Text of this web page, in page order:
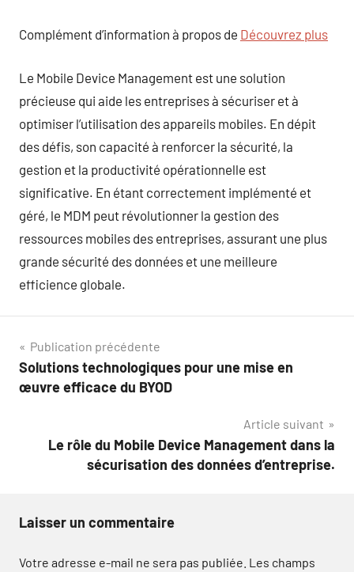
Complément d’information à propos de Découvrez plus
Le Mobile Device Management est une solution
précieuse qui aide les entreprises à sécuriser et à
optimiser l’utilisation des appareils mobiles. En dépit
des défis, son capacité à renforcer la sécurité, la
gestion et la productivité opérationnelle est
significative. En étant correctement implémenté et
géré, le MDM peut révolutionner la gestion des
ressources mobiles des entreprises, assurant une plus
grande sécurité des données et une meilleure
efficience globale.
Navigation
de
Publication précédente
Solutions technologiques pour une mise en
œuvre efficace du BYOD
Article suivant
Le rôle du Mobile Device Management dans la
sécurisation des données d’entreprise.
Laisser un commentaire
Votre adresse e-mail ne sera pas publiée. Les champs